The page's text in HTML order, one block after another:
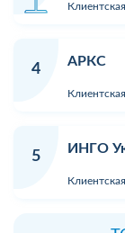
4
АРКС
5
ИНГО